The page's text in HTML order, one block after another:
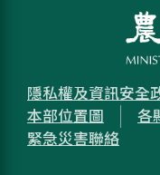
隱私權及資訊安全
本部位置圖
各
緊急災害聯絡